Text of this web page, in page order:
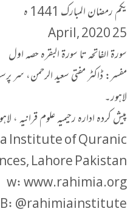
یکم رمضان المبارک 1441 ہ
25 April, 2020
سورۃ الفاتحہ تا سورۃ البقرہ حصہ اول
مفسر: ڈاکٹر مفتی سعید الرحمن، سر
لاہور۔
پیش کردہ ادارہ رحیمیہ علوم قرانیہ ،
Institute of Quranic
Lahore Pakistan
w: www.rahimia.org
@rahimiainstitute